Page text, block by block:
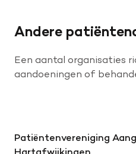
Andere
Een aantal organisaties
aandoeningen of
Patiëntenvereniging